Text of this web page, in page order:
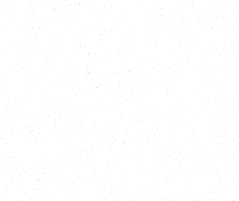
проспект ВО., д. 80, БЦ
Н, 166